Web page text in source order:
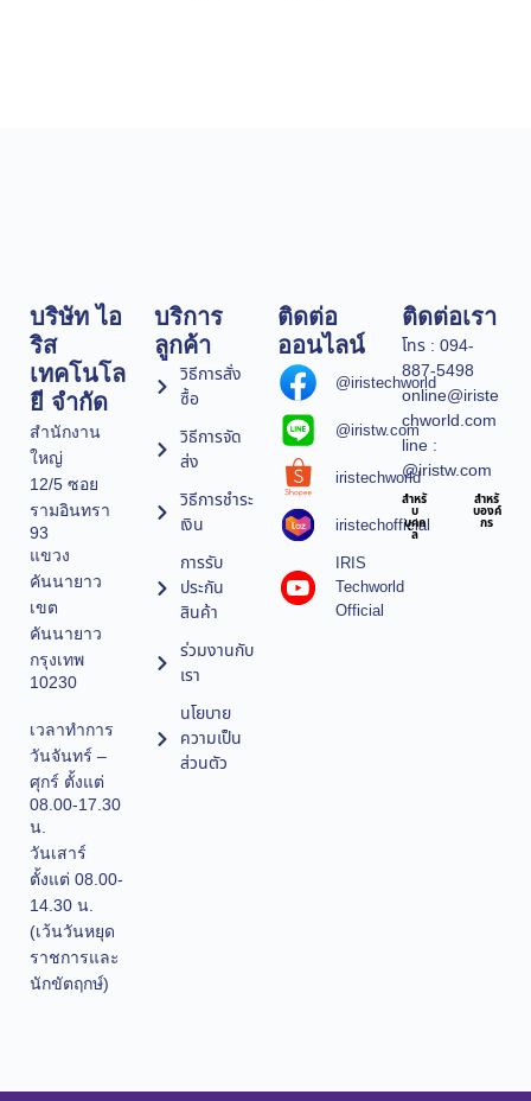
บริษัท ไอ
ริส
เทคโนโล
ยี จำกัด
สำนักงาน
ใหญ่
12/5 ซอย
รามอินทรา
93
แขวง
คันนายาว
เขต
คันนายาว
กรุงเทพ
10230
เวลาทำการ
วันจันทร์ –
ศุกร์ ตั้งแต่
08.00-17.30
น.
วันเสาร์
ตั้งแต่ 08.00-
14.30 น.
(เว้นวันหยุด
ราชการและ
นักขัตฤกษ์)
บริการ
ลูกค้า
วิธีการสั่ง
ซื้อ
วิธีการจัด
ส่ง
วิธีการชำระ
เงิน
การรับ
ประกัน
สินค้า
ร่วมงานกับ
เรา
นโยบาย
ความเป็น
ส่วนตัว
ติดต่อ
ออนไลน์
@iristechworld
@iristw.com
iristechworld
iristechofficial
IRIS
Techworld
Official
ติดต่อเรา
โทร : 094-
887-5498
online@iriste
chworld.com
line :
@iristw.com
สำหรั
บ
บุคค
ล
สำหรั
บองค์
กร